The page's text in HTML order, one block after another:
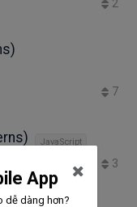
2
7
JavaScript
3
App
dễ dàng hơn?